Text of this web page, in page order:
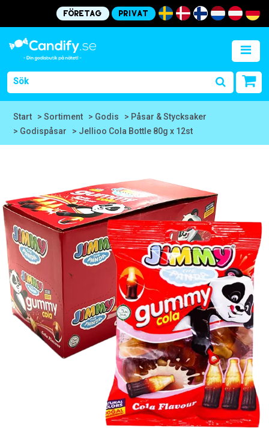
Företag Privat
Start > Sortiment > Godis
> Påsar & Stycksaker
> Godispåsar
> Jellioo Cola Bottle 80g x 12st